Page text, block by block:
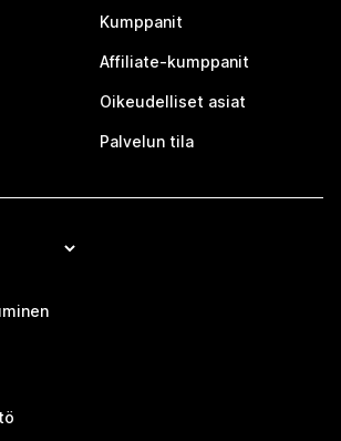
Kumppanit
Affiliate-kumppanit
Oikeudelliset asiat
Palvelun tila